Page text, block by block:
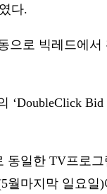
다.
으로 빅레드
동일한 TV프로
마지막 일요